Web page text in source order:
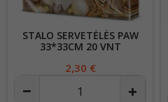
STALO SERVETĖLĖS PAW
33*33CM 20 VNT
Kaina
2,30 €